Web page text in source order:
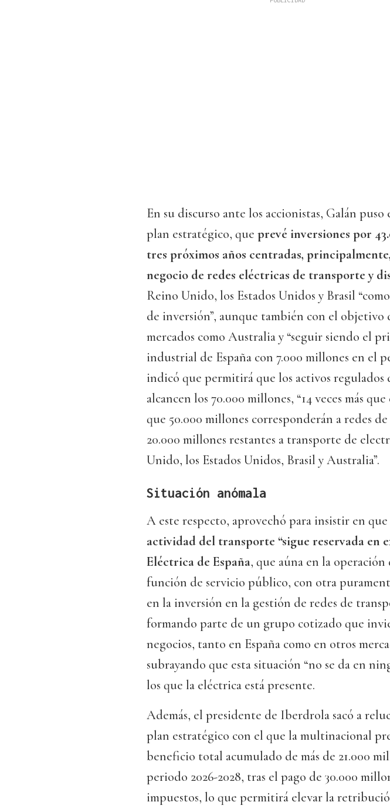
En su discurso ante los accionistas, Galán puso
plan estratégico, que prevé inversiones por
tres próximos años centradas,
negocio de redes eléctricas de transporte y
Reino Unido, los Estados Unidos y Brasil
de inversión”, aunque también con el objetivo
mercados como Australia y “seguir siendo el
industrial de España con 7.000 millones en el
indicó que permitirá que los activos regulados
alcancen los 70.000 millones, “14 veces más
que 50.000 millones corresponderán a redes
20.000 millones restantes a transporte de
Unido, los Estados Unidos, Brasil y Australia”.
Situación anómala
A este respecto, aprovechó para insistir en que
actividad del transporte “sigue reservada en
Eléctrica de España, que aúna en la operación
función de servicio público, con otra
en la inversión en la gestión de redes de
formando parte de un grupo cotizado que
negocios, tanto en España como en otros
subrayando que esta situación “no se da en
los que la eléctrica está presente.
Además, el presidente de Iberdrola sacó a
plan estratégico con el que la multinacional
beneficio total acumulado de más de 21.000
periodo 2026-2028, tras el pago de 30.000
impuestos, lo que permitirá elevar la